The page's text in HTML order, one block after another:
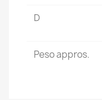
D
Peso appros.